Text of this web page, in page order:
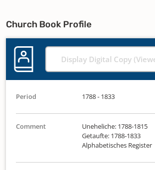
Church Book Profile
Display Digital Copy
Period 1788 - 1833
Comment
Uneheliche: 1788-1815
Getaufte: 1788-1833
Alphabetisches Register